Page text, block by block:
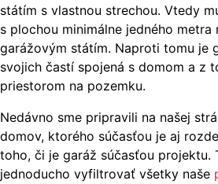
státím s vlastnou strechou. Vtedy
s plochou minimálne jedného metra
garážovým státím. Naproti tomu je
svojich častí spojená s domom a z
priestorom na pozemku.
Nedávno sme pripravili na našej
domov, ktorého súčasťou je aj
toho, či je garáž súčasťou projektu.
jednoducho vyfiltrovať všetky naše